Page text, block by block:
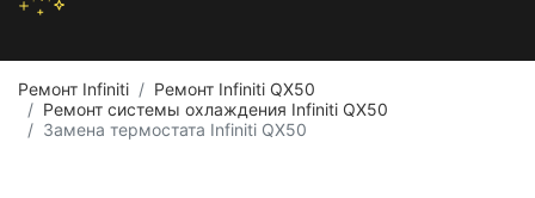
Ремонт Infiniti
Ремонт Infiniti QX50
Ремонт системы охлаждения Infiniti QX50
Замена термостата Infiniti QX50